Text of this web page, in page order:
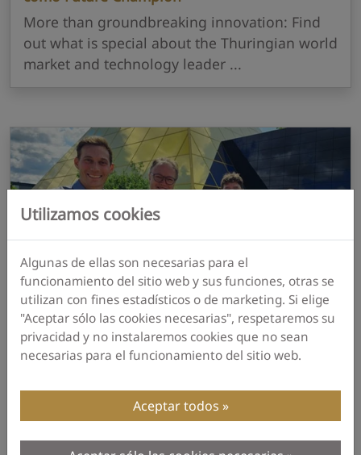
More than groundbreaking innovation: Find
out what is special about the Thuringian world
market and technology leader ...
Blog Post · 07 de agosto 2025
El Primer Ministro Mario Voigt de viaje por el
la pasión y el hogar
El Primer Ministro Voigt visitó OKM, donde
recorrió las instalaciones de producción, habló
Utilizamos cookies
Algunas de ellas son necesarias para el
funcionamiento del sitio web y sus funciones, otras se
utilizan con fines estadísticos o de marketing. Si elige
"Aceptar sólo las cookies necesarias", respetaremos su
privacidad y no instalaremos cookies que no sean
necesarias para el funcionamiento del sitio web.
Aceptar todos